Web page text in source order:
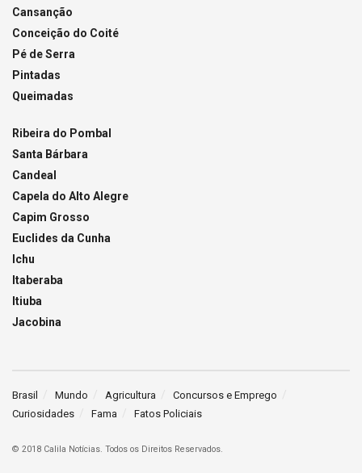
Cansanção
Conceição do Coité
Pé de Serra
Pintadas
Queimadas
Ribeira do Pombal
Santa Bárbara
Candeal
Capela do Alto Alegre
Capim Grosso
Euclides da Cunha
Ichu
Itaberaba
Itiuba
Jacobina
Brasil Mundo Agricultura
Concursos e Emprego
Curiosidades
Fama Fatos Policiais
© 2018 Calila Notícias. Todos os Direitos Reservados.